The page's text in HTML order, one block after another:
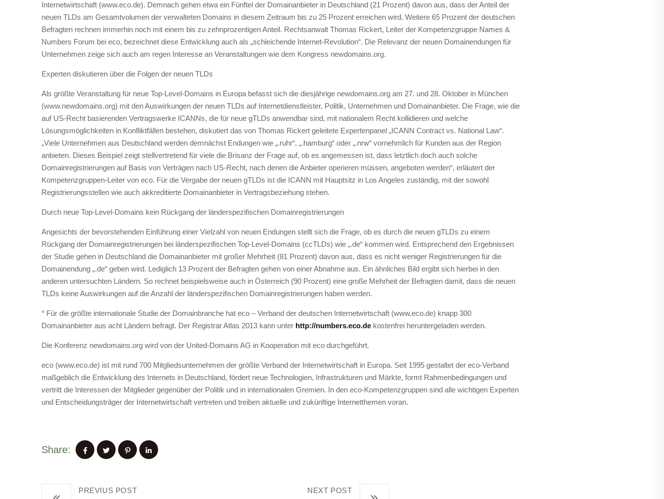
Internetwirtschaft (www.eco.de). Demnach gehen etwa ein Fünftel der Domainanbieter in Deutschland (21 Prozent) davon aus, dass der Anteil der
neuen TLDs am Gesamtvolumen der verwalteten Domains in diesem Zeitraum bis zu 25 Prozent erreichen wird. Weitere 65 Prozent der deutschen
Befragten rechnen immerhin noch mit einem bis zu zehnprozentigen Anteil. Rechtsanwalt Thomas Rickert, Leiter der Kompetenzgruppe Names &
Numbers Forum bei eco, bezeichnet diese Entwicklung auch als „schleichende Internet-Revolution“. Die Relevanz der neuen Domainendungen für
Unternehmen zeige sich auch am regen Interesse an Veranstaltungen wie dem Kongress newdomains.org.
Experten diskutieren über die Folgen der neuen TLDs
Als größte Veranstaltung für neue Top-Level-Domains in Europa befasst sich die diesjährige newdomains.org am 27. und 28. Oktober in München
(www.newdomains.org) mit den Auswirkungen der neuen TLDs auf Internetdienstleister, Politik, Unternehmen und Domainanbieter. Die Frage, wie die
auf US-Recht basierenden Vertragswerke ICANNs, die für neue gTLDs anwendbar sind, mit nationalem Recht kollidieren und welche
Lösungsmöglichkeiten in Konfliktfällen bestehen, diskutiert das von Thomas Rickert geleitete Expertenpanel „ICANN Contract vs. National Law“.
„Viele Unternehmen aus Deutschland werden demnächst Endungen wie „.ruhr“, „.hamburg“ oder „.nrw“ vornehmlich für Kunden aus der Region
anbieten. Dieses Beispiel zeigt stellvertretend für viele die Brisanz der Frage auf, ob es angemessen ist, dass letztlich doch auch solche
Domainregistrierungen auf Basis von Verträgen nach US-Recht, nach denen die Anbieter operieren müssen, angeboten werden“, erläutert der
Kompetenzgruppen-Leiter von eco. Für die Vergabe der neuen gTLDs ist die ICANN mit Hauptsitz in Los Angeles zuständig, mit der sowohl
Registrierungsstellen wie auch akkreditierte Domainanbieter in Vertragsbeziehung stehen.
Durch neue Top-Level-Domains kein Rückgang der länderspezifischen Domainregistrierungen
Angesichts der bevorstehenden Einführung einer Vielzahl von neuen Endungen stellt sich die Frage, ob es durch die neuen gTLDs zu einem
Rückgang der Domainregistrierungen bei länderspezifischen Top-Level-Domains (ccTLDs) wie „.de“ kommen wird. Entsprechend den Ergebnissen
der Studie gehen in Deutschland die Domainanbieter mit großer Mehrheit (81 Prozent) davon aus, dass es nicht weniger Registrierungen für die
Domainendung „.de“ geben wird. Lediglich 13 Prozent der Befragten gehen von einer Abnahme aus. Ein ähnliches Bild ergibt sich hierbei in den
anderen untersuchten Ländern. So rechnet beispielsweise auch in Österreich (90 Prozent) eine große Mehrheit der Befragten damit, dass die neuen
TLDs keine Auswirkungen auf die Anzahl der länderspezifischen Domainregistrierungen haben werden.
* Für die größte internationale Studie der Domainbranche hat eco – Verband der deutschen Internetwirtschaft (www.eco.de) knapp 300
Domainanbieter aus acht Ländern befragt. Der Registrar Atlas 2013 kann unter http://numbers.eco.de kostenfrei heruntergeladen werden.
Die Konferenz newdomains.org wird von der United-Domains AG in Kooperation mit eco durchgeführt.
eco (www.eco.de) ist mit rund 700 Mitgliedsunternehmen der größte Verband der Internetwirtschaft in Europa. Seit 1995 gestaltet der eco-Verband
maßgeblich die Entwicklung des Internets in Deutschland, fördert neue Technologien, Infrastrukturen und Märkte, formt Rahmenbedingungen und
vertritt die Interessen der Mitglieder gegenüber der Politik und in internationalen Gremien. In den eco-Kompetenzgruppen sind alle wichtigen Experten
und Entscheidungsträger der Internetwirtschaft vertreten und treiben aktuelle und zukünftige Internetthemen voran.
Share:
PREVIUS POST NEXT POST